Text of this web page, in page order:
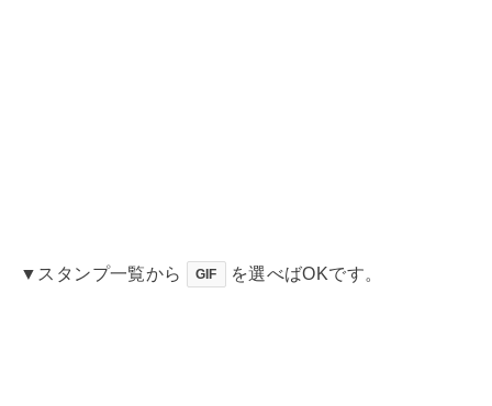
▼スタンプ一覧から GIF を選べばOKです。